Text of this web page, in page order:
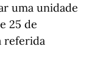
uma unidade
25 de
referida